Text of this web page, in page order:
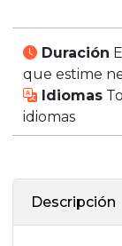
Duración
que estime
Idiomas
idiomas
Descripción